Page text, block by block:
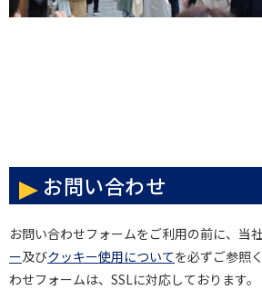
お問い合わせ
お問い合わせフォームをご利用の前に、当
ー及びクッキー使用についてを必ずご参照
わせフォームは、SSLに対応しております。